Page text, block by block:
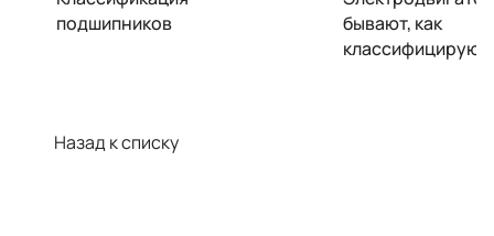
подшипников
бывают, как
Назад к списку